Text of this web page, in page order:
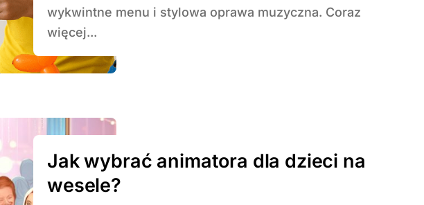
wykwintne menu i stylowa oprawa muzyczna. Coraz
więcej...
Jak wybrać animatora dla dzieci na
wesele?